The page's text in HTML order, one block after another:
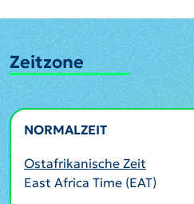
Zeitzone
NORMALZEIT
Ostafrikanische Zeit
East Africa Time (EAT)